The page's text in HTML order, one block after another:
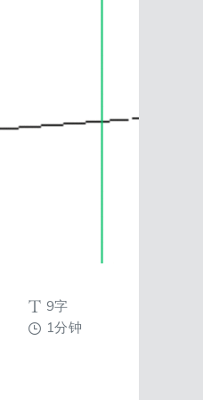
9字
1分钟